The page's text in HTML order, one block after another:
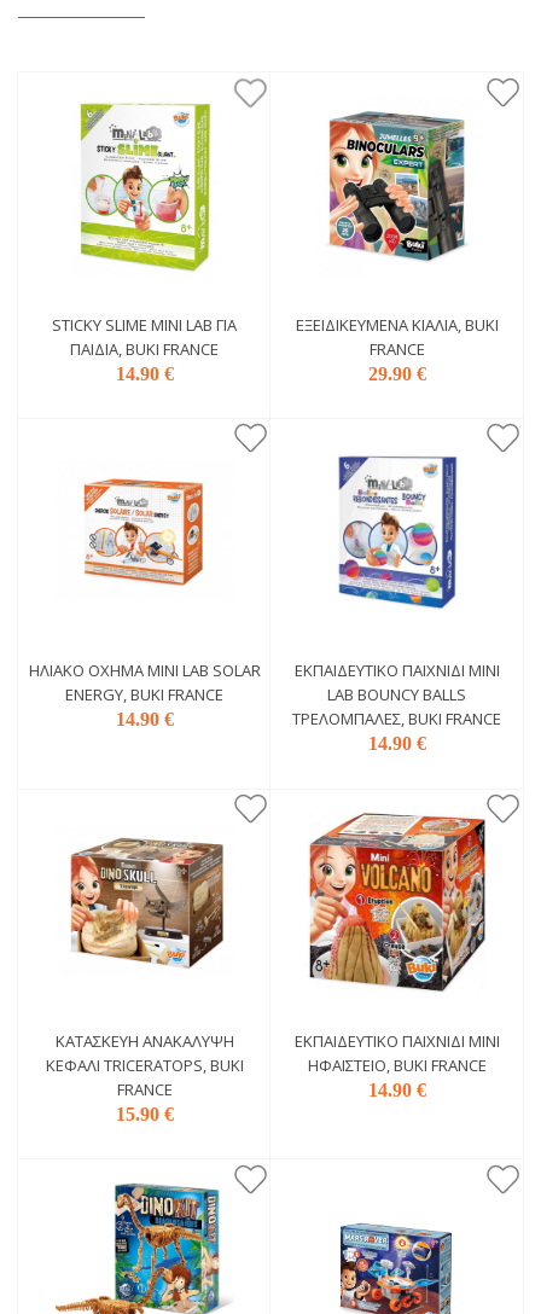
STICKY SLIME MINI LAB ΓΙΑ
ΠΑΙΔΙΆ, BUKI FRANCE
14.90 €
ΕΞΕΙΔΙΚΕΥΜΈΝΑ ΚΙΆΛΙΑ, BUKI
FRANCE
29.90 €
ΗΛΙΑΚΌ ΌΧΗΜΑ MINI LAB SOLAR
ENERGY, BUKI FRANCE
14.90 €
ΕΚΠΑΙΔΕΥΤΙΚΌ ΠΑΙΧΝΊΔΙ MINI
LAB BOUNCY BALLS
ΤΡΕΛΌΜΠΑΛΕΣ, BUKI FRANCE
14.90 €
ΚΑΤΑΣΚΕΥΉ ΑΝΑΚΆΛΥΨΗ
ΚΕΦΆΛΙ TRICERATOPS, BUKI
FRANCE
15.90 €
ΕΚΠΑΙΔΕΥΤΙΚΌ ΠΑΙΧΝΊΔΙ MINI
ΗΦΑΊΣΤΕΙΟ, BUKI FRANCE
14.90 €